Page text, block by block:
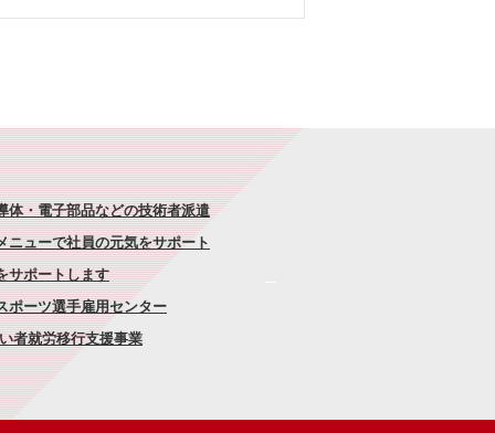
体・電子部品などの技術者派遣
ニューで社員の元気をサポート
サポートします
ポーツ選手雇用センター
者就労移行支援事業